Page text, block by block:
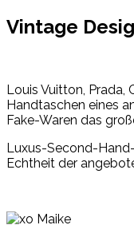
Vintage
Louis Vuitton, Prada,
Handtaschen eines
Fake-Waren das
Luxus-Second-
Echtheit der